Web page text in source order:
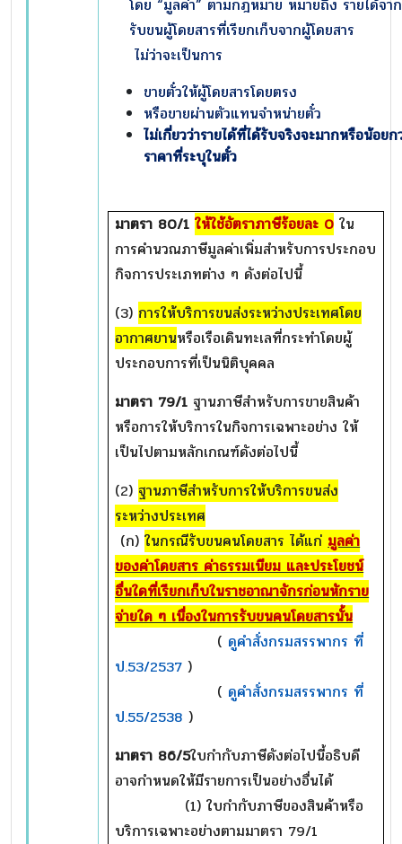
โดย “มูลค่า” ตามกฎหมาย หมายถึง รายได้จา
รับขนผู้โดยสารที่เรียกเก็บจากผู้โดยสาร
ไม่ว่าจะเป็นการ
ขายตั๋วให้ผู้โดยสารโดยตรง
หรือขายผ่านตัวแทนจำหน่ายตั๋ว
ไม่เกี่ยวว่ารายได้ที่ได้รับจริงจะมากหรือน้อยก
ราคาที่ระบุในตั๋ว
มาตรา 80/1ให้ใช้อัตราภาษีร้อยละ 0 ใน
การคำนวณภาษีมูลค่าเพิ่มสำหรับการประกอบ
กิจการประเภทต่าง ๆ ดังต่อไปนี้
(3) การให้บริการขนส่งระหว่างประเทศโดย
อากาศยานหรือเรือเดินทะเลที่กระทำโดยผู้
ประกอบการที่เป็นนิติบุคคล
มาตรา 79/1 ฐานภาษีสำหรับการขายสินค้า
หรือการให้บริการในกิจการเฉพาะอย่าง ให้
เป็นไปตามหลักเกณฑ์ดังต่อไปนี้
(2) ฐานภาษีสำหรับการให้บริการขนส่ง
ระหว่างประเทศ
(ก)ในกรณีรับขนคนโดยสาร ได้แก่มูลค่า
ของค่าโดยสาร ค่าธรรมเนียม และประโยชน์
อื่นใดที่เรียกเก็บในราชอาณาจักรก่อนหักราย
จ่ายใด ๆ เนื่องในการรับขนคนโดยสารนั้น
( ดูคำสั่งกรมสรรพากร ที่
ป.53/2537)
( ดูคำสั่งกรมสรรพากร ที่
ป.55/2538)
มาตรา 86/5ใบกำกับภาษีดังต่อไปนี้อธิบดี
อาจกำหนดให้มีรายการเป็นอย่างอื่นได้
(1) ใบกำกับภาษีของสินค้าหรือ
บริการเฉพาะอย่างตามมาตรา 79/1